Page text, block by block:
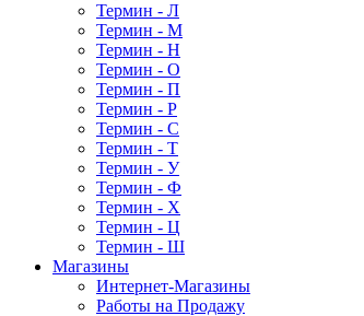
Термин - Л
Термин - М
Термин - Н
Термин - О
Термин - П
Термин - Р
Термин - С
Термин - Т
Термин - У
Термин - Ф
Термин - Х
Термин - Ц
Термин - Ш
Магазины
Интернет-Магазины
Работы на Продажу